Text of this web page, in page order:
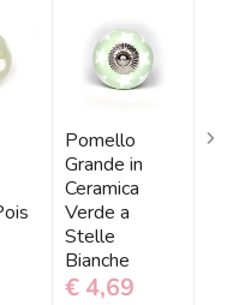
Pomello
Grande in
Ceramica
Verde a
Stelle
Bianche
€ 4,69